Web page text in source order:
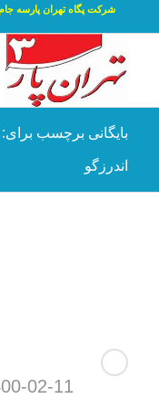
بایگانی برچسب
اندرزگو
02-11